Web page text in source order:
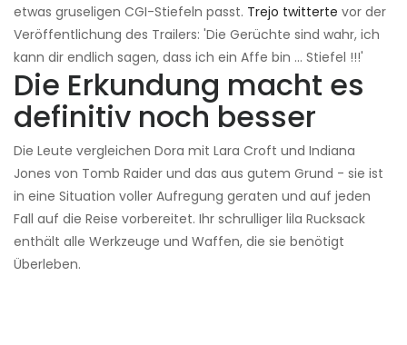
etwas gruseligen CGI-Stiefeln passt. Trejo twitterte vor der
Veröffentlichung des Trailers: 'Die Gerüchte sind wahr, ich
kann dir endlich sagen, dass ich ein Affe bin ... Stiefel !!!'
Die Erkundung macht es
definitiv noch besser
Die Leute vergleichen Dora mit Lara Croft und Indiana
Jones von Tomb Raider und das aus gutem Grund - sie ist
in eine Situation voller Aufregung geraten und auf jeden
Fall auf die Reise vorbereitet. Ihr schrulliger lila Rucksack
enthält alle Werkzeuge und Waffen, die sie benötigt
Überleben.